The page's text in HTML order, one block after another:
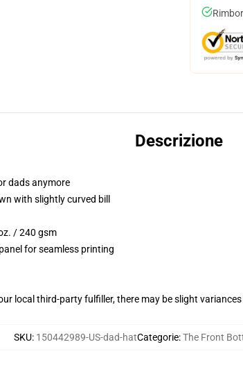
Descrizione
dads anymore
with slightly curved bill
/ 240 gsm
for seamless printing
local third-party fulfiller, there may be slight
SKU: 150442989-US-dad-hatCategorie:The Front